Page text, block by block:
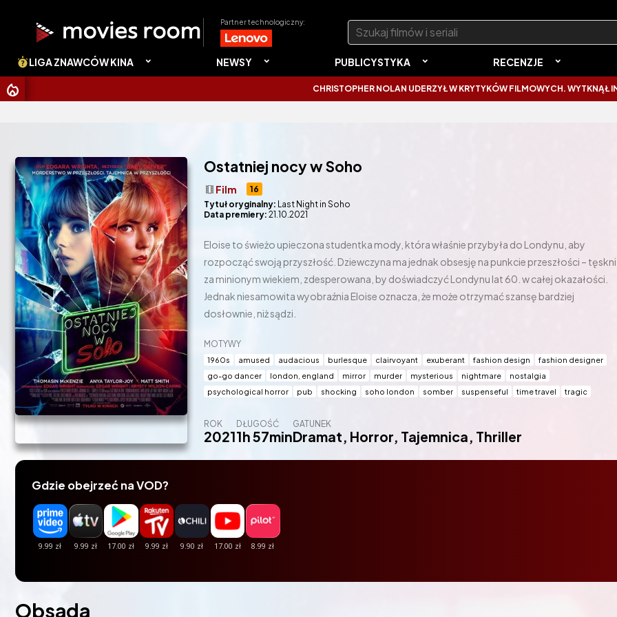
Partner technologiczny: Szukaj:
LIGA ZNAWCÓW KINA NEWSY PUBLICYSTYKA RECENZJE
CHRISTOPHER NOLAN UDERZYŁ W KRYTYKÓW FILMOWYCH. WYTKNĄŁ IM
Ostatniej nocy w Soho
16
theaters Film
Tytuł oryginalny: Last Night in Soho
Data premiery: 21.10.2021
Eloise to świeżo upieczona studentka mody, która właśnie przybyła do Londynu, aby
rozpocząć swoją przyszłość. Dziewczyna ma jednak obsesję na punkcie przeszłości – tęskni
za minionym wiekiem, zdesperowana, by doświadczyć Londynu lat 60. w całej okazałości.
Jednak niesamowita wyobraźnia Eloise oznacza, że ​​może otrzymać szansę bardziej
dosłownie, niż sądzi.
MOTYWY
1960s amused audacious burlesque clairvoyant exuberant fashion design
fashion designer
go-go dancer
london, england mirror murder mysterious nightmare
nostalgia
psychological horror
pub shocking soho london somber suspenseful time travel tragic
ROK
2021
DŁUGOŚĆ
1h 57min
GATUNEK
Dramat, Horror, Tajemnica, Thriller
Gdzie obejrzeć na VOD?
Obsada